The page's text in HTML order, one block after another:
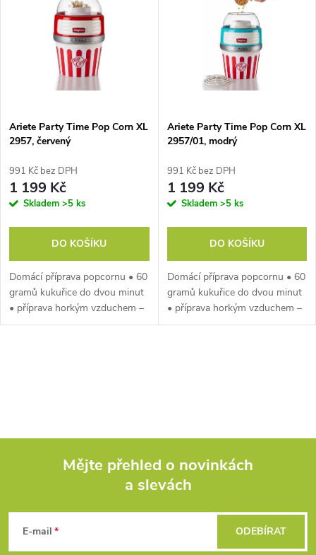
Ariete Party Time Pop Corn XL
2957, červený
991 Kč bez DPH
1 199 Kč
Skladem >5 ks
DO KOŠÍKU
Domácí příprava popcornu • 60
gramů kukuřice do dvou minut
• příprava horkým vzduchem –
bez tuku • příkon 1100 W •
Ariete Party Time Pop Corn XL
2957/01, modrý
991 Kč bez DPH
1 199 Kč
Skladem >5 ks
DO KOŠÍKU
Domácí příprava popcornu • 60
gramů kukuřice do dvou minut
• příprava horkým vzduchem –
bez tuku • příkon 1100 W •
a
Mějte přehled o novinkách
a slevách
E-mail ODEBÍRAT